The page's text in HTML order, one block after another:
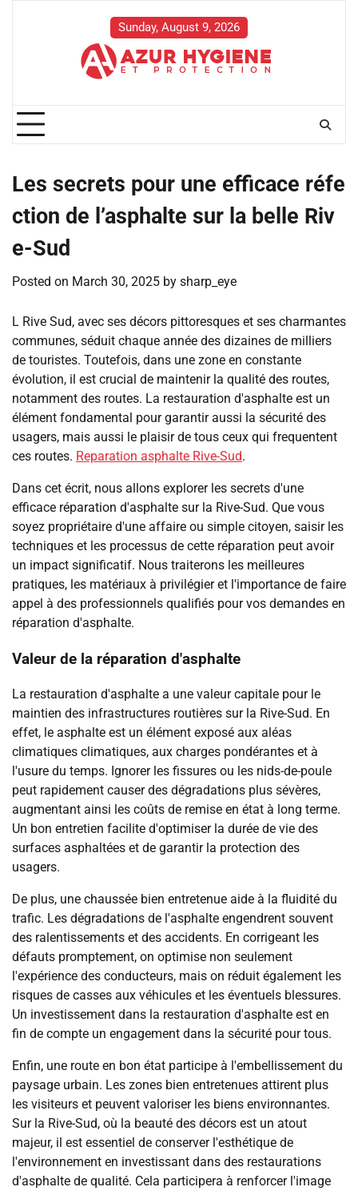
Sunday, August 9, 2026
Les secrets pour une efficace réfe
ction de l’asphalte sur la belle Riv
e-Sud
Posted on March 30, 2025 by sharp_eye
L Rive Sud, avec ses décors pittoresques et ses charmantes
communes, séduit chaque année des dizaines de milliers
de touristes. Toutefois, dans une zone en constante
évolution, il est crucial de maintenir la qualité des routes,
notamment des routes. La restauration d'asphalte est un
élément fondamental pour garantir aussi la sécurité des
usagers, mais aussi le plaisir de tous ceux qui frequentent
ces routes. Reparation asphalte Rive-Sud.
Dans cet écrit, nous allons explorer les secrets d'une
efficace réparation d'asphalte sur la Rive-Sud. Que vous
soyez propriétaire d'une affaire ou simple citoyen, saisir les
techniques et les processus de cette réparation peut avoir
un impact significatif. Nous traiterons les meilleures
pratiques, les matériaux à privilégier et l'importance de faire
appel à des professionnels qualifiés pour vos demandes en
réparation d'asphalte.
Valeur de la réparation d'asphalte
La restauration d'asphalte a une valeur capitale pour le
maintien des infrastructures routières sur la Rive-Sud. En
effet, le asphalte est un élément exposé aux aléas
climatiques climatiques, aux charges pondérantes et à
l'usure du temps. Ignorer les fissures ou les nids-de-poule
peut rapidement causer des dégradations plus sévères,
augmentant ainsi les coûts de remise en état à long terme.
Un bon entretien facilite d'optimiser la durée de vie des
surfaces asphaltées et de garantir la protection des
usagers.
De plus, une chaussée bien entretenue aide à la fluidité du
trafic. Les dégradations de l'asphalte engendrent souvent
des ralentissements et des accidents. En corrigeant les
défauts promptement, on optimise non seulement
l'expérience des conducteurs, mais on réduit également les
risques de casses aux véhicules et les éventuels blessures.
Un investissement dans la restauration d'asphalte est en
fin de compte un engagement dans la sécurité pour tous.
Enfin, une route en bon état participe à l'embellissement du
paysage urbain. Les zones bien entretenues attirent plus
les visiteurs et peuvent valoriser les biens environnantes.
Sur la Rive-Sud, où la beauté des décors est un atout
majeur, il est essentiel de conserver l'esthétique de
l'environnement en investissant dans des restaurations
d'asphalte de qualité. Cela participera à renforcer l'image